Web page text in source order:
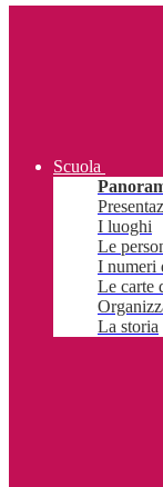
Scuola
I luoghi
Le
I numeri
Le carte
La storia